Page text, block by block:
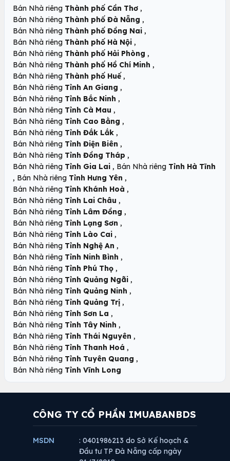
Bán Nhà riêng Thành phố Cần Thơ ,
Bán Nhà riêng Thành phố Đà Nẵng ,
Bán Nhà riêng Thành phố Đồng Nai ,
Bán Nhà riêng Thành phố Hà Nội ,
Bán Nhà riêng Thành phố Hải Phòng ,
Bán Nhà riêng Thành phố Hồ Chí Minh ,
Bán Nhà riêng Thành phố Huế ,
Bán Nhà riêng Tỉnh An Giang ,
Bán Nhà riêng Tỉnh Bắc Ninh ,
Bán Nhà riêng Tỉnh Cà Mau ,
Bán Nhà riêng Tỉnh Cao Bằng ,
Bán Nhà riêng Tỉnh Đắk Lắk ,
Bán Nhà riêng Tỉnh Điện Biên ,
Bán Nhà riêng Tỉnh Đồng Tháp ,
Bán Nhà riêng Tỉnh Gia Lai , Bán Nhà riêng Tỉnh Hà Tĩnh
, Bán Nhà riêng Tỉnh Hưng Yên ,
Bán Nhà riêng Tỉnh Khánh Hoà ,
Bán Nhà riêng Tỉnh Lai Châu ,
Bán Nhà riêng Tỉnh Lâm Đồng ,
Bán Nhà riêng Tỉnh Lạng Sơn ,
Bán Nhà riêng Tỉnh Lào Cai ,
Bán Nhà riêng Tỉnh Nghệ An ,
Bán Nhà riêng Tỉnh Ninh Bình ,
Bán Nhà riêng Tỉnh Phú Thọ ,
Bán Nhà riêng Tỉnh Quảng Ngãi ,
Bán Nhà riêng Tỉnh Quảng Ninh ,
Bán Nhà riêng Tỉnh Quảng Trị ,
Bán Nhà riêng Tỉnh Sơn La ,
Bán Nhà riêng Tỉnh Tây Ninh ,
Bán Nhà riêng Tỉnh Thái Nguyên ,
Bán Nhà riêng Tỉnh Thanh Hoá ,
Bán Nhà riêng Tỉnh Tuyên Quang ,
Bán Nhà riêng Tỉnh Vĩnh Long
CÔNG TY CỔ PHẦN IMUABANBDS
MSDN
: 0401986213 do Sở Kế hoạch &
Đầu tư TP Đà Nẵng cấp ngày